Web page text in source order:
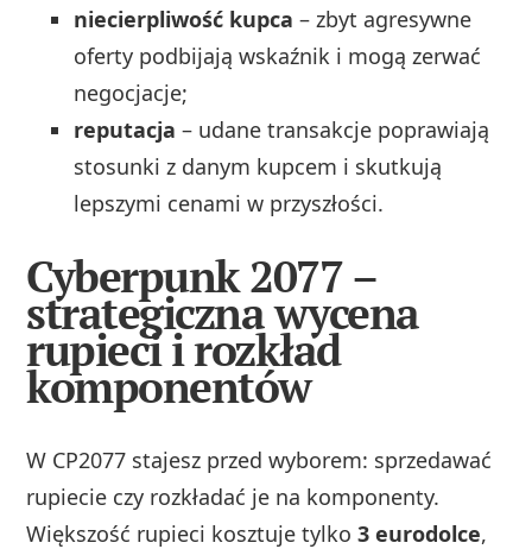
niecierpliwość kupca – zbyt agresywne
oferty podbijają wskaźnik i mogą zerwać
negocjacje;
reputacja – udane transakcje poprawiają
stosunki z danym kupcem i skutkują
lepszymi cenami w przyszłości.
Cyberpunk 2077 –
strategiczna wycena
rupieci i rozkład
komponentów
W CP2077 stajesz przed wyborem: sprzedawać
rupiecie czy rozkładać je na komponenty.
Większość rupieci kosztuje tylko3 eurodolce,